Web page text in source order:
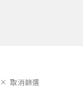
取消篩選